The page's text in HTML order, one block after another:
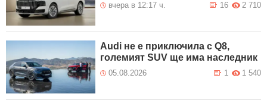
вчера в 12:17 ч. 2 710
16
Audi не е приключила с Q8,
големият SUV ще има наследник
05.08.2026 1 540
1